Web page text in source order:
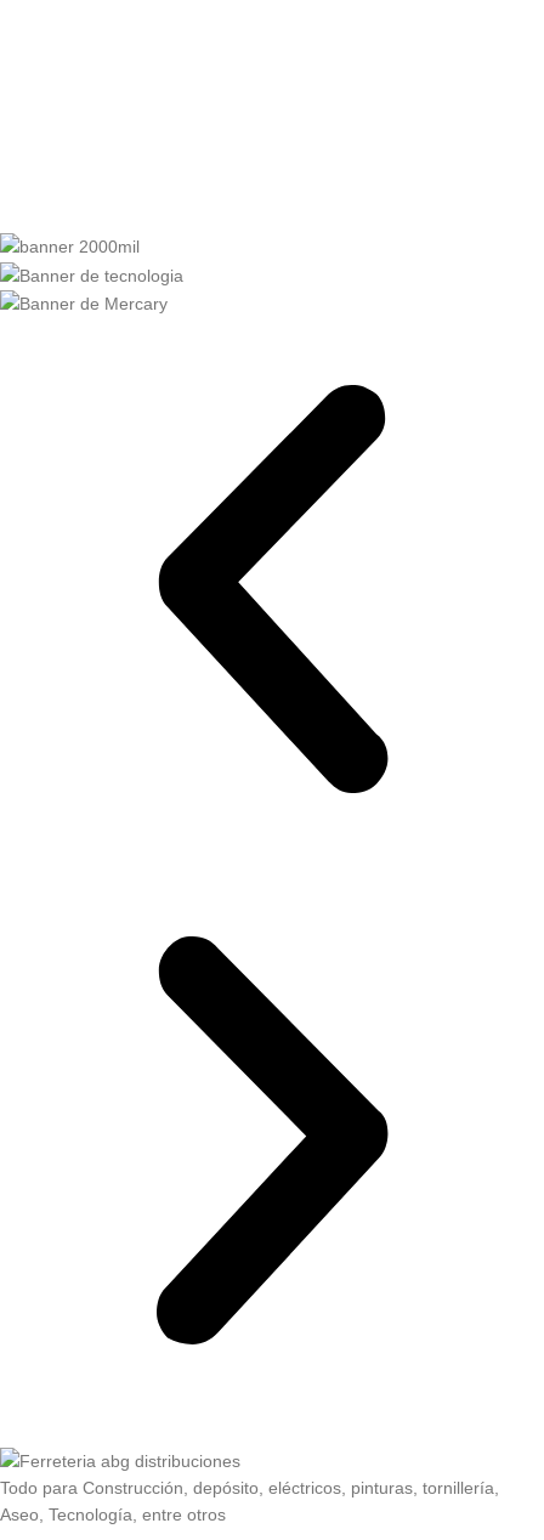
Todo para Construcción, depósito, eléctricos, pinturas, tornillería,
Aseo, Tecnología, entre otros